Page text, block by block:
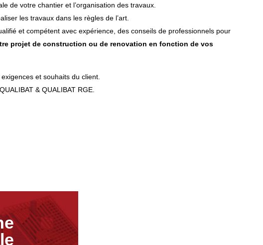
de votre chantier et l’organisation des travaux.
les travaux dans les règles de l’art.
et compétent avec expérience, des conseils de professionnels pour
projet de construction ou de renovation en fonction de vos
et souhaits du client.
& QUALIBAT RGE.